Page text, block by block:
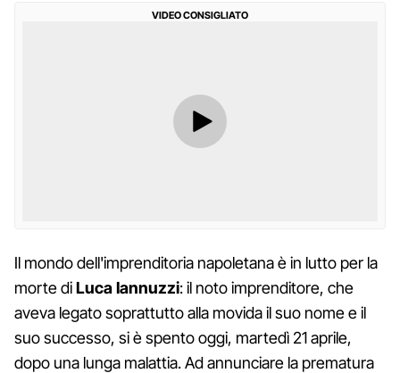
VIDEO CONSIGLIATO
Il mondo dell'imprenditoria napoletana è in lutto per la
morte diLuca Iannuzzi: il noto imprenditore, che
aveva legato soprattutto alla movida il suo nome e il
suo successo, si è spento oggi, martedì 21 aprile,
dopo una lunga malattia. Ad annunciare la prematura